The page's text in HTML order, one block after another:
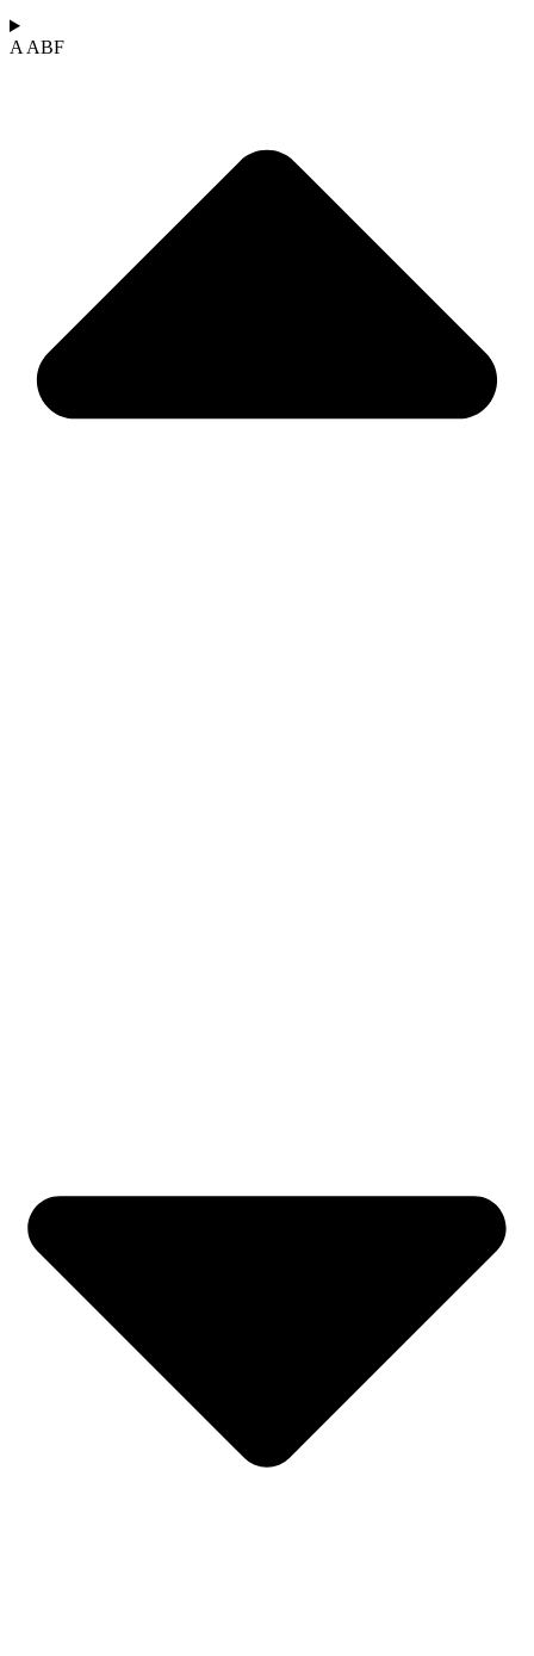
A ABF